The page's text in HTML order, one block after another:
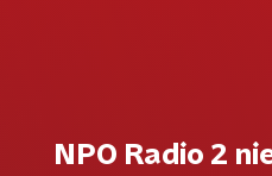
NPO Radio 2